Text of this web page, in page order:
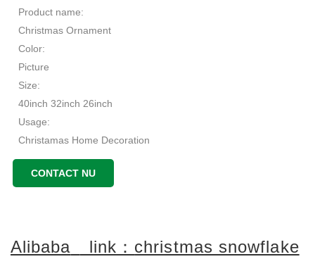
Product name:
Christmas Ornament
Color:
Picture
Size:
40inch 32inch 26inch
Usage:
Christamas Home Decoration
Packing:
Carton
500pcs
CONTACT NU
Alibaba link： christmas snowflake